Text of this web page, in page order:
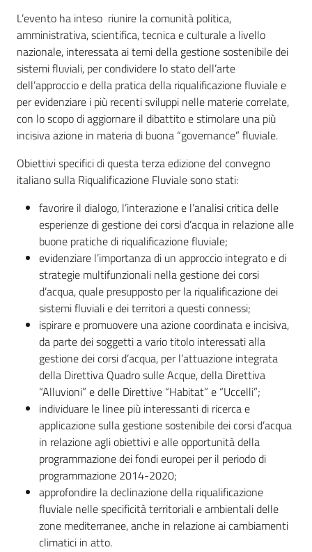
L’evento ha inteso riunire la comunità politica,
amministrativa, scientifica, tecnica e culturale a livello
nazionale, interessata ai temi della gestione sostenibile dei
sistemi fluviali, per condividere lo stato dell’arte
dell’approccio e della pratica della riqualificazione fluviale e
per evidenziare i più recenti sviluppi nelle materie correlate,
con lo scopo di aggiornare il dibattito e stimolare una più
incisiva azione in materia di buona “governance” fluviale.
Obiettivi specifici di questa terza edizione del convegno
italiano sulla Riqualificazione Fluviale sono stati:
favorire il dialogo, l’interazione e l’analisi critica delle
esperienze di gestione dei corsi d’acqua in relazione alle
buone pratiche di riqualificazione fluviale;
evidenziare l’importanza di un approccio integrato e di
strategie multifunzionali nella gestione dei corsi
d’acqua, quale presupposto per la riqualificazione dei
sistemi fluviali e dei territori a questi connessi;
ispirare e promuovere una azione coordinata e incisiva,
da parte dei soggetti a vario titolo interessati alla
gestione dei corsi d’acqua, per l’attuazione integrata
della Direttiva Quadro sulle Acque, della Direttiva
“Alluvioni” e delle Direttive “Habitat” e “Uccelli”;
individuare le linee più interessanti di ricerca e
applicazione sulla gestione sostenibile dei corsi d’acqua
in relazione agli obiettivi e alle opportunità della
programmazione dei fondi europei per il periodo di
programmazione 2014-2020;
approfondire la declinazione della riqualificazione
fluviale nelle specificità territoriali e ambientali delle
zone mediterranee, anche in relazione ai cambiamenti
climatici in atto.